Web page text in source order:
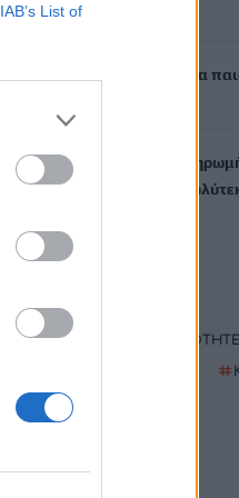
IAB’s List of6 Αυγούστου, 2026
Έκτακτο επίδομα
ΟΠΕΚΑ: Νέα
τρίτεκνες και
ΝΕΕΣ
#